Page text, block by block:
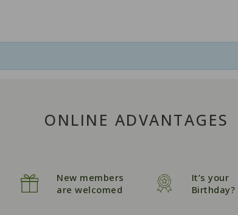
ONLINE ADVANTAGES
New members
are welcomed
It’s your
Birthday?